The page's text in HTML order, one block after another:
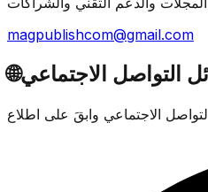
magpublishcom@gmail.com
🌐التواصل الاجتماعي